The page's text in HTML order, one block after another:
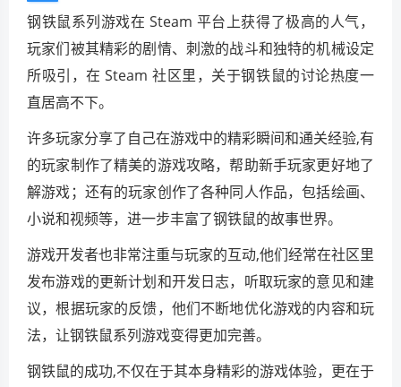
钢铁鼠系列游戏在 Steam 平台上获得了极高的人气，
玩家们被其精彩的剧情、刺激的战斗和独特的机械设定
所吸引，在 Steam 社区里，关于钢铁鼠的讨论热度一
直居高不下。
许多玩家分享了自己在游戏中的精彩瞬间和通关经验,有
的玩家制作了精美的游戏攻略，帮助新手玩家更好地了
解游戏；还有的玩家创作了各种同人作品，包括绘画、
小说和视频等，进一步丰富了钢铁鼠的故事世界。
游戏开发者也非常注重与玩家的互动,他们经常在社区里
发布游戏的更新计划和开发日志，听取玩家的意见和建
议，根据玩家的反馈，他们不断地优化游戏的内容和玩
法，让钢铁鼠系列游戏变得更加完善。
钢铁鼠的成功,不仅在于其本身精彩的游戏体验，更在于